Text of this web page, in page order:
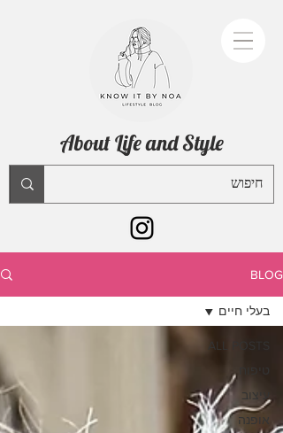
About Life and Style
BLOG
ALL POSTS
עיצוב
אופנה
בעלי חיים